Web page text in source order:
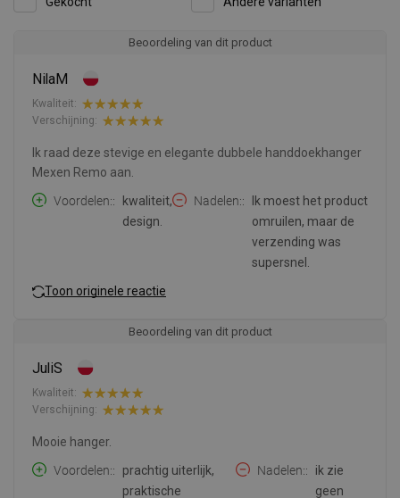
Beoordeling van dit product
NilaM
Kwaliteit:
Verschijning:
Ik raad deze stevige en elegante dubbele handdoekhanger
Mexen Remo aan.
Voordelen:
kwaliteit,
design.
Nadelen:
Ik moest het product
omruilen, maar de
verzending was
supersnel.
Toon originele reactie
Beoordeling van dit product
JuliS
Kwaliteit:
Verschijning:
Mooie hanger.
Voordelen:
prachtig uiterlijk,
praktische
Nadelen:
ik zie
geen